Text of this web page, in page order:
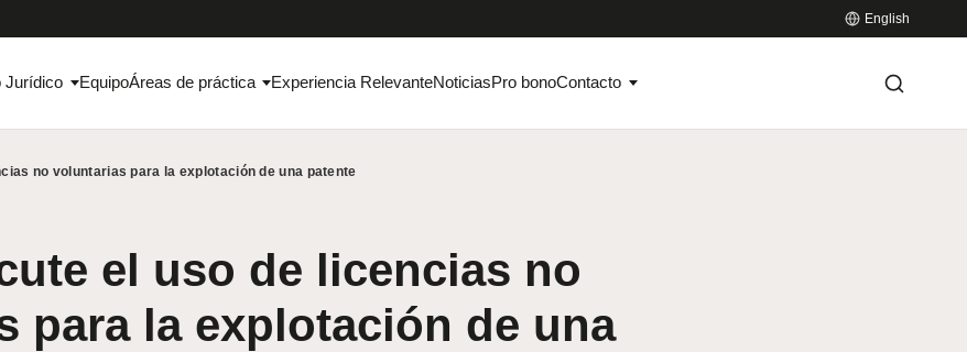
English
Jurídico EquipoÁreas de práctica Experiencia RelevanteNoticiasPro bonoContacto
no voluntarias para la explotación de una patente
el uso de licencias no
para la explotación de una